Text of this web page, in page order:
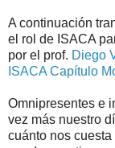
A continuación
el rol de ISACA
por el prof. Diego
ISACA Capítulo
Omnipresentes e
vez más nuestro
cuánto nos